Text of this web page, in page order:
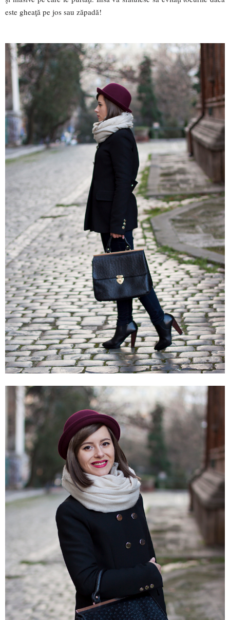
este gheaţă pe jos sau zăpadă!